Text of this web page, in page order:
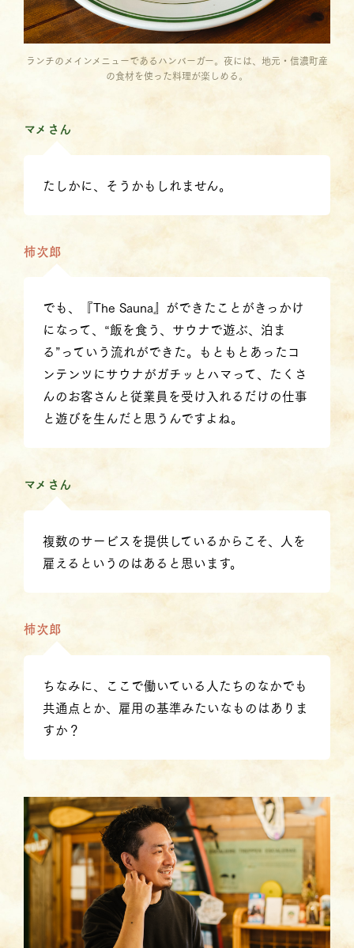
ランチのメインメニューであるハンバーガー。夜には、地元・信濃町産
の食材を使った料理が楽しめる。
マメさん
たしかに、そうかもしれません。
柿次郎
でも、『The Sauna』ができたことがきっかけ
になって、“飯を食う、サウナで遊ぶ、泊ま
る”っていう流れができた。もともとあったコ
ンテンツにサウナがガチッとハマって、たくさ
んのお客さんと従業員を受け入れるだけの仕事
と遊びを生んだと思うんですよね。
マメさん
複数のサービスを提供しているからこそ、人を
雇えるというのはあると思います。
柿次郎
ちなみに、ここで働いている人たちのなかでも
共通点とか、雇用の基準みたいなものはありま
すか？